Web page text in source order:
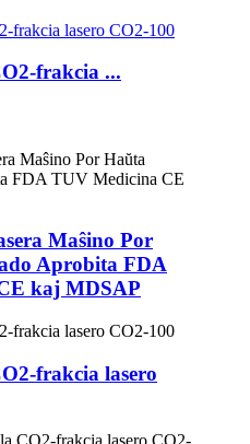
frakcia ...
Maŝino Por
Aprobita FDA
kaj MDSAP
frakcia lasero